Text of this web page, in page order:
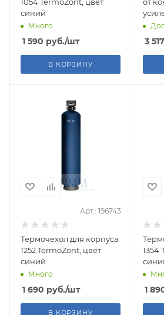
синий
Много
1 590 руб./шт
В КОРЗИНУ
3 517
Арт.: 196743
Термочехол для корпуса
1252 TermoZont, цвет
синий
Много
1 690 руб./шт
В КОРЗИНУ
1354
1